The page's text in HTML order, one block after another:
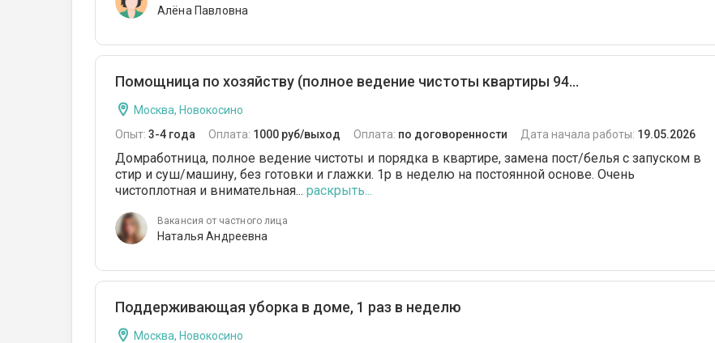
Парогенератор
VIP-гардероб
поверхностями
Банкетная сервировка
Алёна Павловна
Помощница по хозяйству (полное ведение чистоты квартиры 94...
Москва, Новокосино
Опыт: 3-4 года Оплата: 1000 руб/выход Оплата: по договоренности Дата начала работы: 19.05.2026
Домработница, полное ведение чистоты и порядка в квартире, замена пост/белья с запуском в
стир и суш/машину, без готовки и глажки. 1р в неделю на постоянной основе. Очень
чистоплотная и внимательная... раскрыть...
Вакансия от частного лица
Наталья Андреевна
Поддерживающая уборка в доме, 1 раз в неделю
Москва, Новокосино